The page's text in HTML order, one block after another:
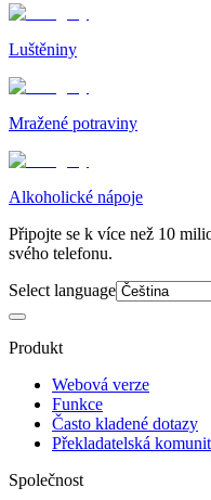
Luštěniny
Mražené potraviny
Alkoholické nápoje
Připojte se k více než 10
svého telefonu.
Select language
Produkt
Webová verze
Funkce
Často kladené dotazy
Překladatelská
Společnost